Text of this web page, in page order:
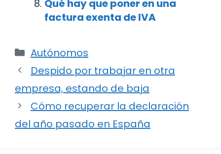
Qué hay que poner en una
factura exenta de IVA
Categorías
Autónomos
Navegación
de
entradas
Despido por trabajar en otra
empresa, estando de baja
Cómo recuperar la declaración
del año pasado en España